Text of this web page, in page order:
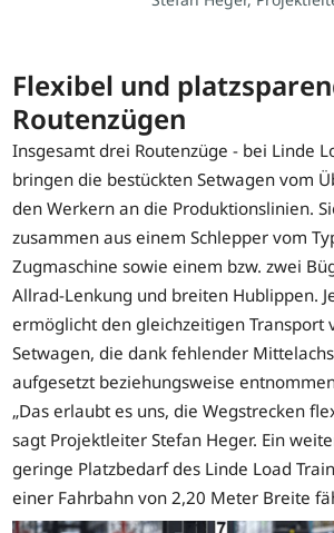
Flexibel und
Routenzügen
Insgesamt drei Routenzüge - bei Linde
bringen die bestückten Setwagen vom
den Werkern an die Produktionslinien.
zusammen aus einem Schlepper vom
Zugmaschine sowie einem bzw. zwei
Allrad-Lenkung und breiten Hublippen.
ermöglicht den gleichzeitigen Transport
Setwagen, die dank fehlender
aufgesetzt beziehungsweise
„Das erlaubt es uns, die Wegstrecken
sagt Projektleiter Stefan Heger. Ein
geringe Platzbedarf des Linde Load
einer Fahrbahn von 2,20 Meter Breite